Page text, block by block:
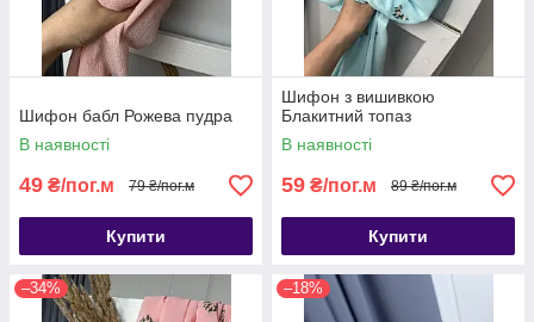
Шифон бабл Рожева пудра
В наявності
49 ₴/пог.м 79 ₴/пог.м
Купити
Шифон з вишивкою
Блакитний топаз
В наявності
59 ₴/пог.м 89 ₴/пог.м
Купити
–34% –18%